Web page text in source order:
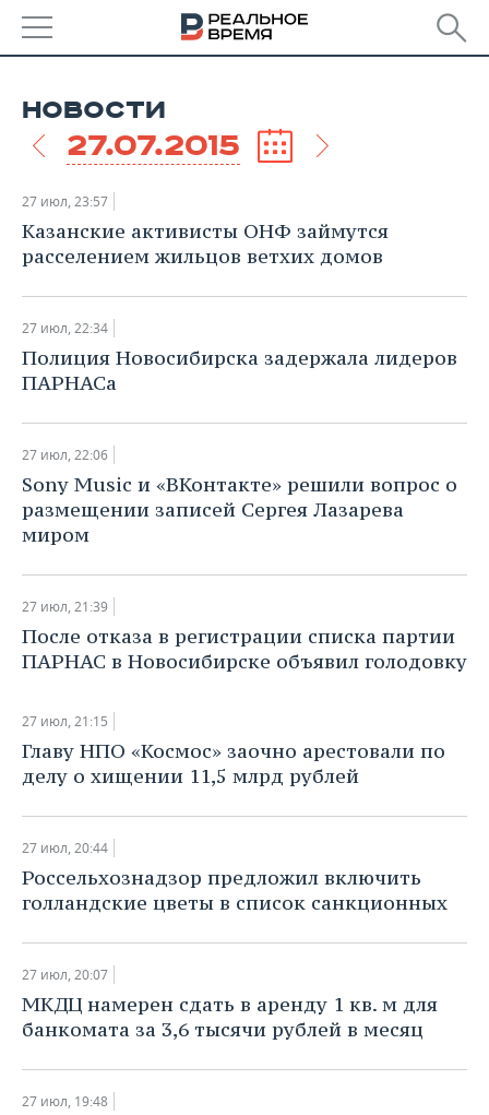
УДМУРТИЯ
НОВОСТИ
НОВОСТИ АНАЛИТИКИ
КОРОЛИ ГОСЗАКАЗА ПФО
ВУЗЫ ТАТАРСТАНА
КОМУ ПРИНАДЛЕЖАТ
ТОРГОВЫЕ ЦЕНТРЫ
ТАТАРСТАНА
ЭКОНОМИКА
ФИНАНСЫ
БАНКИ
БЮДЖЕТ
ИНВЕСТИЦИИ
НОВОСТИ
ПРОМЫШЛЕННОСТИ
АГРОПРОМ
МАШИНОСТРОЕНИЕ
НЕФТЕХИМИЯ
НЕФТЬ
ОПК
ЭНЕРГЕТИКА
НЕДВИЖИМОСТЬ
НОВОСТИ НЕДВИЖИМОСТИ
АВТО
НОВОСТИ АВТО
БИЗНЕС
НОВОСТИ БИЗНЕСА
РОЗНИЧНАЯ ТОРГОВЛЯ
ТРАНСПОРТ
УСЛУГИ
ТЕХНОЛОГИИ
НОВОСТИ ТЕХНОЛОГИЙ
IT
МЕДИА
МЕРОПРИЯТИЯ
НОВОСТИ МЕРОПРИЯТИЙ
ВЫЕЗДНАЯ РЕДАКЦИЯ
ONLINE-КОНФЕРЕНЦИИ
ОТКРЫТАЯ ЛЕКЦИЯ
СПОРТ
НОВОСТИ СПОРТА
ХОККЕЙ
БАСКЕТБОЛ
КИБЕРСПОРТ
ВОДНЫЕ ВИДЫ СПОРТА
ХОККЕЙ С МЯЧОМ
ОБЩЕСТВО
ВЛАСТЬ
ИНФРАСТРУКТУРА
КУЛЬТУРА
ОБРАЗОВАНИЕ
ПРОИСШЕСТВИЯ
СЮЖЕТЫ
СПРАВОЧНИК
СПИСОК КОМПАНИЙ
НОВОСТИ
27.07.2015
27 июл, 23:57
Казанские активисты ОНФ займутся
расселением жильцов ветхих домов
27 июл, 22:34
​Полиция Новосибирска задержала лидеров
ПАРНАСа
27 июл, 22:06
​Sony Music и «ВКонтакте» решили вопрос о
размещении записей Сергея Лазарева
миром
27 июл, 21:39
​После отказа в регистрации списка партии
ПАРНАС в Новосибирске объявил голодовку
27 июл, 21:15
​Главу НПО «Космос» заочно арестовали по
делу о хищении 11,5 млрд рублей
27 июл, 20:44
​Россельхознадзор предложил включить
голландские цветы в список санкционных
27 июл, 20:07
МКДЦ намерен сдать в аренду 1 кв. м для
банкомата за 3,6 тысячи рублей в месяц
27 июл, 19:48